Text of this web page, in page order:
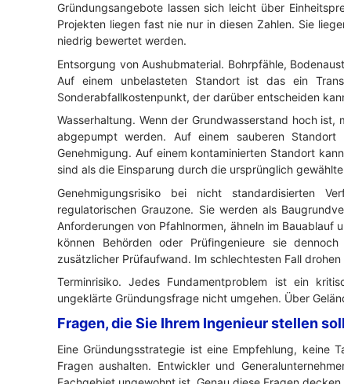
Gründungsangebote lassen sich leicht über
Projekten liegen fast nie nur in diesen Zahlen. Sie
niedrig bewertet werden.
Entsorgung von Aushubmaterial. Bohrpfähle,
Auf einem unbelasteten Standort ist das ein
Sonderabfallkostenpunkt, der darüber entscheiden
Wasserhaltung. Wenn der Grundwasserstand hoch
abgepumpt werden. Auf einem sauberen
Genehmigung. Auf einem kontaminierten Standort
sind als die Einsparung durch die ursprünglich
Genehmigungsrisiko bei nicht standardisierten
regulatorischen Grauzone. Sie werden als
Anforderungen von Pfahlnormen, ähneln im Bauablauf
können Behörden oder Prüfingenieure sie
zusätzlicher Prüfaufwand. Im schlechtesten Fall
Terminrisiko. Jedes Fundamentproblem ist ein
ungeklärte Gründungsfrage nicht umgehen. Über
Fragen, die Sie Ihrem Ingenieur stellen
Eine Gründungsstrategie ist eine Empfehlung, keine
Fragen aushalten. Entwickler und